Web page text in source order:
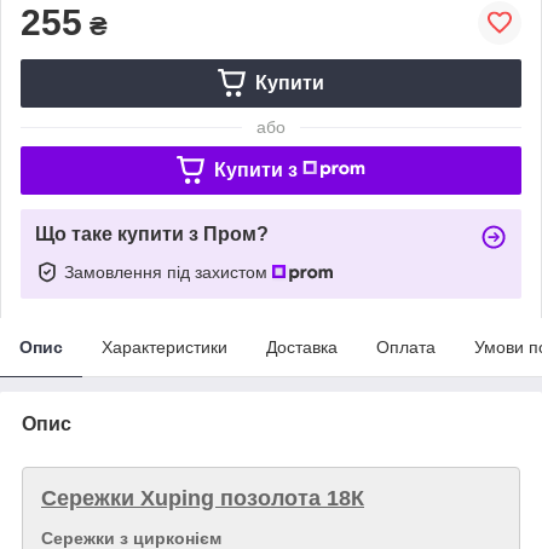
255 ₴
Купити
або
Купити з
Що таке купити з Пром?
Замовлення під захистом
Опис Характеристики Доставка Оплата Умови
Опис
Сережки Xuping позолота 18К
Сережки з цирконієм